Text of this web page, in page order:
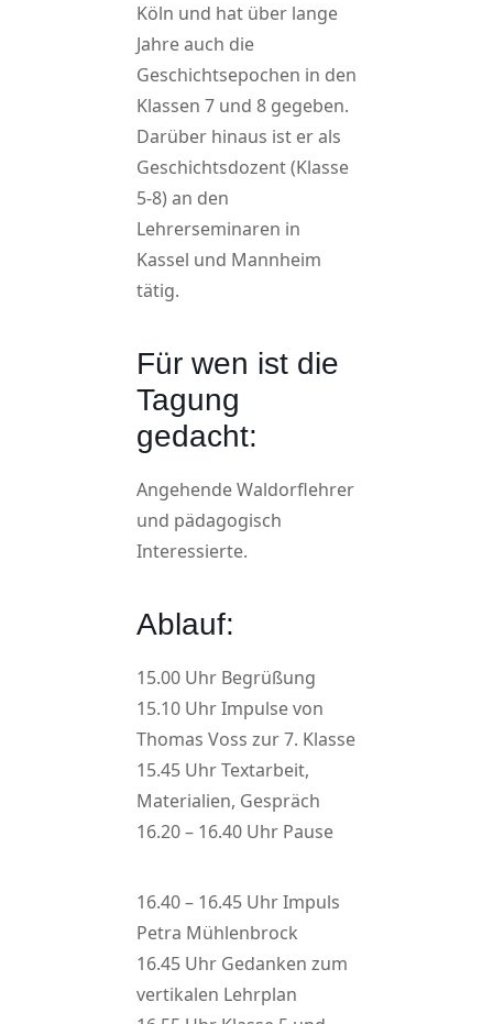
Köln und hat über lange
Jahre auch die
Geschichtsepochen in den
Klassen 7 und 8 gegeben.
Darüber hinaus ist er als
Geschichtsdozent (Klasse
5-8) an den
Lehrerseminaren in
Kassel und Mannheim
tätig.
Für wen ist die
Tagung
gedacht:
Angehende Waldorflehrer
und pädagogisch
Interessierte.
Ablauf:
15.00 Uhr Begrüßung
15.10 Uhr Impulse von
Thomas Voss zur 7. Klasse
15.45 Uhr Textarbeit,
Materialien, Gespräch
16.20 – 16.40 Uhr Pause
16.40 – 16.45 Uhr Impuls
Petra Mühlenbrock
16.45 Uhr Gedanken zum
vertikalen Lehrplan